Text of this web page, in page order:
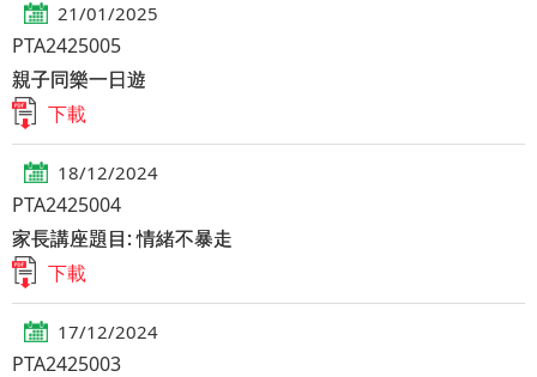
21/01/2025
PTA2425005
親子同樂一日遊
下載
18/12/2024
PTA2425004
家長講座題目: 情緒不暴走
下載
17/12/2024
PTA2425003